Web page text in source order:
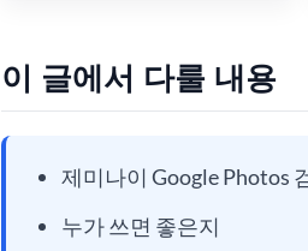
이 글에서 다룰 내용
제미나이 Google Photos
누가 쓰면 좋은지